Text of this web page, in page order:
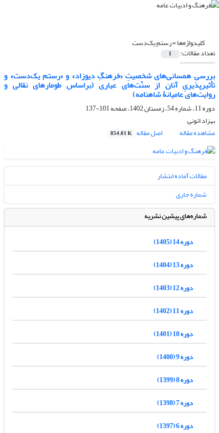
کلیدواژه‌ها =رستمِ یک‌دست
تعداد مقالات: 1
بررسی همسانی‌های شخصیتِ «فرهنگِ دیوزاد» و «رستم یک‌دست» و
تأثیرپذیریِ آنان از سنّت‌های عیاری (براساس طومارهای نقالی و
روایت‌های عامیانۀ شاهنامه)
دوره 11، شماره 54، زمستان 1402، صفحه
101-137
بهزاد اتونی
مشاهده مقاله
اصل مقاله 854.01 K
مقالات آماده انتشار
شماره جاری
شماره‌های پیشین نشریه
دوره 14 (1405)
دوره 13 (1404)
دوره 12 (1403)
دوره 11 (1402)
دوره 10 (1401)
دوره 9 (1400)
دوره 8 (1399)
دوره 7 (1398)
دوره 6 (1397)